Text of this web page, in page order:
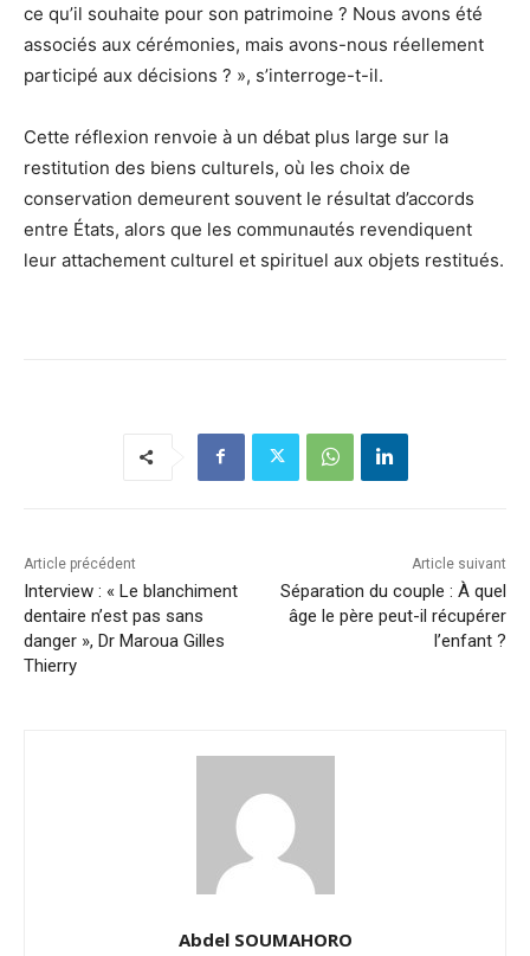
ce qu’il souhaite pour son patrimoine ? Nous avons été
associés aux cérémonies, mais avons-nous réellement
participé aux décisions ? », s’interroge-t-il.
Cette réflexion renvoie à un débat plus large sur la
restitution des biens culturels, où les choix de
conservation demeurent souvent le résultat d’accords
entre États, alors que les communautés revendiquent
leur attachement culturel et spirituel aux objets restitués.
Article précédent
Interview : « Le blanchiment
dentaire n’est pas sans
danger », Dr Maroua Gilles
Thierry
Article suivant
Séparation du couple : À quel
âge le père peut-il récupérer
l’enfant ?
Abdel SOUMAHORO